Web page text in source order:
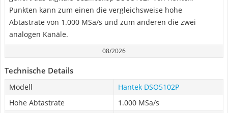
Punkten kann zum einen die vergleichsweise hohe
Abtastrate von 1.000 MSa/s und zum anderen die zwei
analogen Kanäle.
08/2026
Technische Details
Modell
Hantek DSO5102P
Hohe Abtastrate
1.000 MSa/s